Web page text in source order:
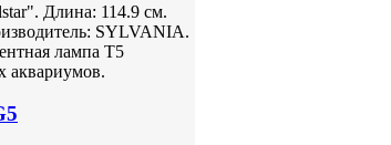
Длина: 114.9 см.
SYLVANIA.
лампа Т5
аквариумов.